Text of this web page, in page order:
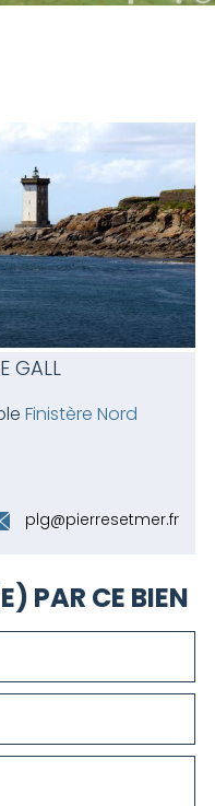
GALL
Finistère Nord
plg@pierresetmer.fr
PAR CE BIEN